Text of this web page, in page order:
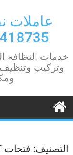
contentعاملات
0549362075
خدمات النظافه
وتركيب
التصنيف: فتحات